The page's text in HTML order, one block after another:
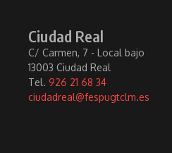
Ciudad Real
C/ Carmen, 7 - Local bajo
13003 Ciudad Real
Tel. 926 21 68 34
ciudadreal@fespugtclm.es